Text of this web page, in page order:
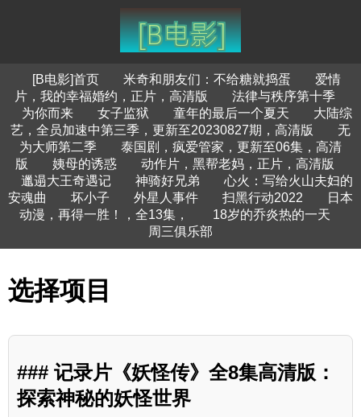
[B电影]首页 米奇和朋友们：不给糖就捣蛋
爱情
片，我的幸福婚约，正片，高清版
法律与秩序第十季
为你而来
女子监狱 童年的最后一个夏天
大陆综
艺，全员加速中第三季，更新至20230827期，高清版
无
为大师第二季
泰国剧，疯爱管家，更新至06集，高清
版
姨母的诱惑
动作片，黑帮老妈，正片，高清版
邋遢大王奇遇记
神骑好兄弟
心火：写给火山夫妇的
安魂曲
坏小子 外星人事件 扫黑行动2022
日本
动漫，再得一胜！，全13集，
18岁的乔炎热的一天
周三俱乐部
选择项目
### 记录片《妖怪传》全8集高清版：
探索神秘的妖怪世界